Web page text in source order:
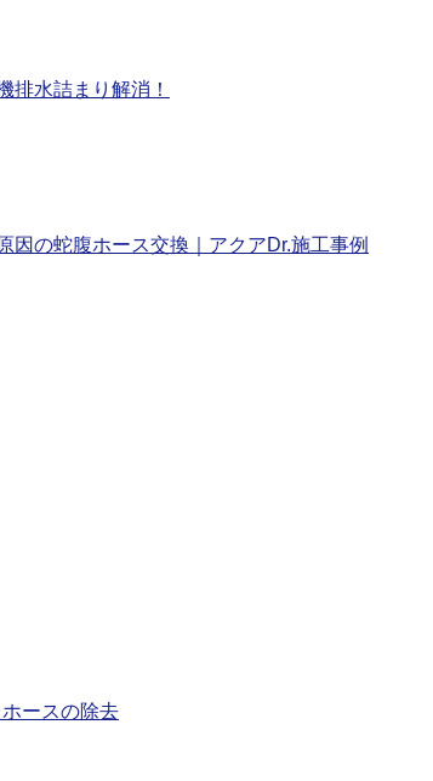
排水詰まり解消！
因の蛇腹ホース交換｜アクアDr.施工事例
ースの除去